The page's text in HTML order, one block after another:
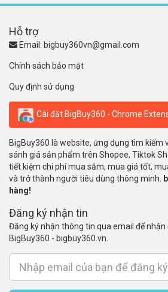
Hỗ trợ
Email: bigbuy360vn@gmail.com
Chính sách bảo mật
Quy định sử dụng
Cài đặt BigBuy360 - Chrome
BigBuy360 là website, ứng dụng tìm kiếm
sánh giá sản phẩm trên Shopee, Tiktok
tiết kiệm chi phí mua sắm, mua giá tốt,
và trở thành người tiêu dùng thông minh.
hàng!
Đăng ký nhận tin
Đăng ký nhận thông tin qua email để
BigBuy360 - bigbuy360.vn.